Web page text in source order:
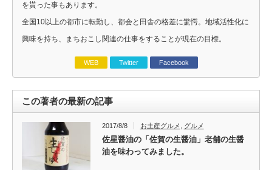
を貰った事もあります。
全国10以上の都市に転勤し、都会と田舎の格差に驚愕。地域活性化に
興味を持ち、まちおこし関連の仕事をすることが現在の目標。
WEB Twitter Facebook
この著者の最新の記事
2017/8/8 お土産グルメ グルメ
佐星醤油の「佐賀の生醤油」老舗の生醤
油を味わってみました。